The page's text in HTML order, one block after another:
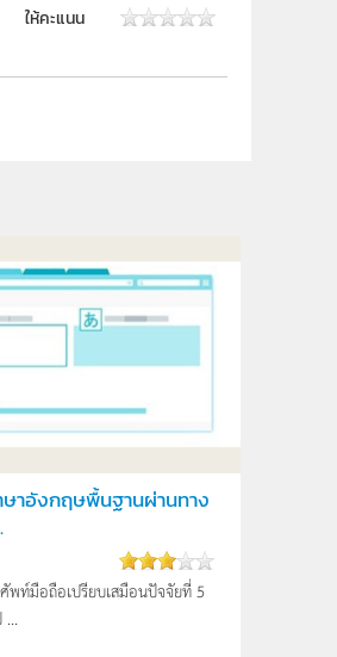
ให้คะแนน
ษาอังกฤษพื้นฐานผ่านทาง
พท์มือถือเปรียบเสมือนปัจจัยที่ 5
...